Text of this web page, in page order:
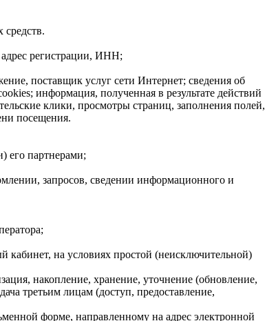
средств.
регистрации, ИНН;
поставщик услуг сети Интернет; сведения об
информация, полученная в результате действий
клики, просмотры страниц, заполнения полей,
посещения.
его партнерами;
запросов, сведении информационного и
кабинет, на условиях простой (неисключительной)
накопление, хранение, уточнение (обновление,
третьим лицам (доступ, предоставление,
форме, направленному на адрес электронной